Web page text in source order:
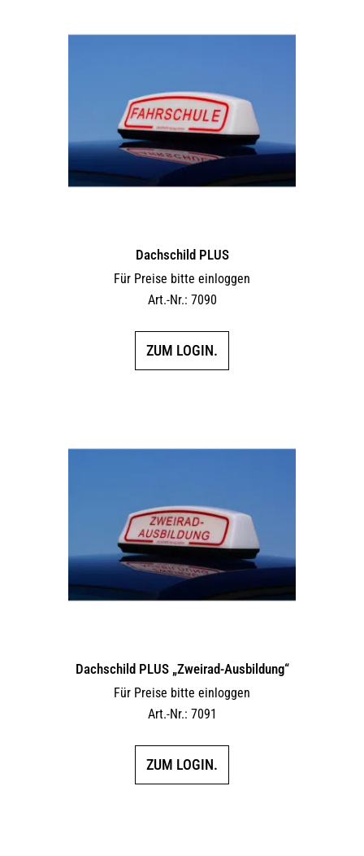
Dachschild PLUS
Für Preise bitte einloggen
Art.-Nr.: 7090
ZUM LOGIN.
Dachschild PLUS „Zweirad-Ausbildung“
Für Preise bitte einloggen
Art.-Nr.: 7091
ZUM LOGIN.